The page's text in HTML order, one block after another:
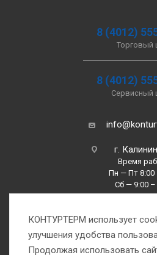
8 (4012)
Торговый
8 (4012)
Сервисный
г.
Время
Пн — Пт 8:00
Сб — 9:00 –
Вс —10:00
КОНТУРТЕРМ использует
улучшения удобства
Продолжая использовать